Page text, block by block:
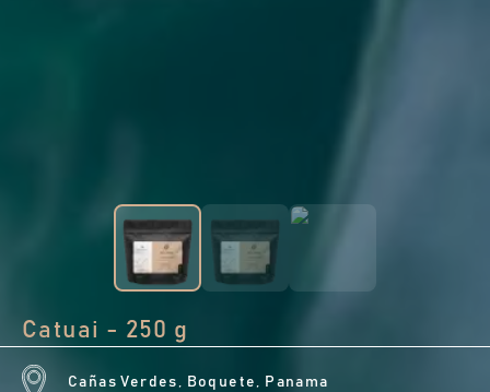
Catuai - 250 g
Cañas Verdes, Boquete, Panama